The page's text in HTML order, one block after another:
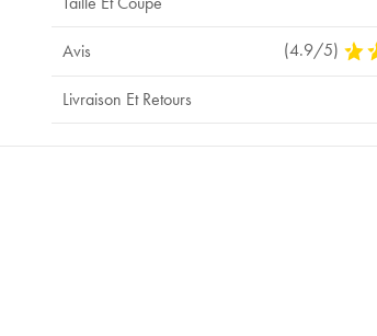
Avis (4.9/5) 4,9
Stars
Livraison Et Retours